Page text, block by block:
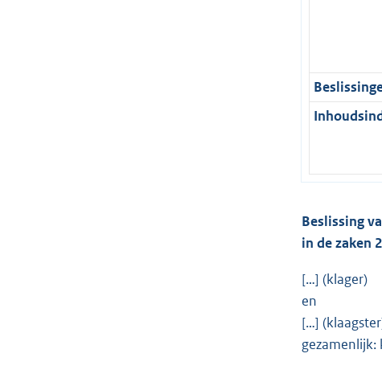
Beslissing
in de zaken
[…] (klager)
en
[…]
gezamenlijk: